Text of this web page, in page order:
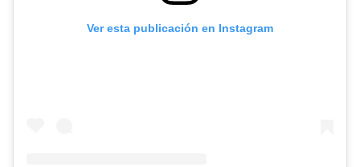
Ver esta publicación en Instagram